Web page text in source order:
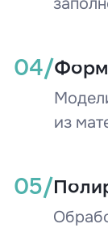
04/
из
05/